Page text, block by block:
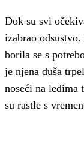
Dok su svi
izabrao
borila se s
je njena duša
noseći na leđima
su rastle s